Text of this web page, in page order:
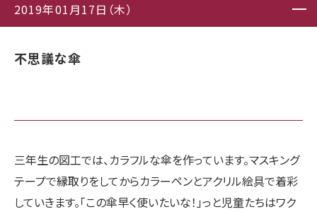
2019年01月17日（木）
不思議な傘
三年生の図工では、カラフルな傘を作っています。マスキング
テープで縁取りをしてからカラーペンとアクリル絵具で着彩
していきます。「この傘早く使いたいな！」っと児童たちはワク